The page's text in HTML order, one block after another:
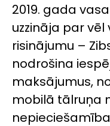
2019. gada
uzzināja par vēl
risinājumu –
nodrošina
maksājumus,
mobilā tālruņa